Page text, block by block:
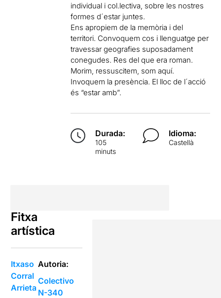
individual i col.lectiva, sobre les nostres
formes d´estar juntes.
Ens apropiem de la memòria i del
territori. Convoquem cos i llenguatge per
travessar geografies suposadament
conegudes. Res del que era roman.
Morim, ressuscitem, som aquí.
Invoquem la presència. El lloc de l´acció
és “estar amb”.
Durada:
105
minuts
Idioma:
Castellà
Fitxa
artística
Itxaso
Corral
Arrieta
Autoria:
Colectivo
N-340